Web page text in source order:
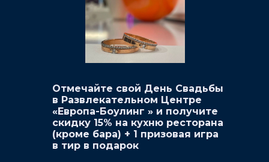
Отмечайте свой День Свадьбы
в Развлекательном Центре
«Европа-Боулинг » и получите
скидку 15% на кухню ресторана
(кроме бара) + 1 призовая игра
в тир в подарок